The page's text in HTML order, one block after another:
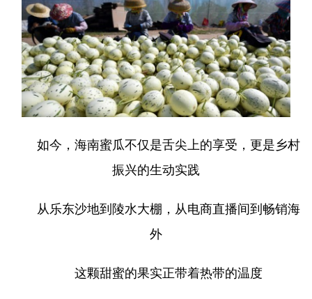
如今，海南蜜瓜不仅是舌尖上的享受，更是乡村
振兴的生动实践
从乐东沙地到陵水大棚，从电商直播间到畅销海
外
这颗甜蜜的果实正带着热带的温度